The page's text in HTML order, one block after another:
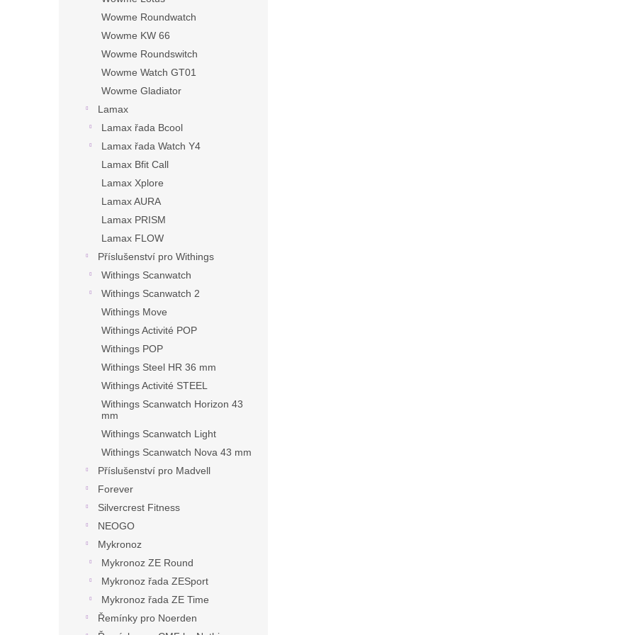
Wowme Roundwatch
Wowme KW 66
Wowme Roundswitch
Wowme Watch GT01
Wowme Gladiator
Lamax
Lamax řada Bcool
Lamax řada Watch Y4
Lamax Bfit Call
Lamax Xplore
Lamax AURA
Lamax PRISM
Lamax FLOW
Příslušenství pro Withings
Withings Scanwatch
Withings Scanwatch 2
Withings Move
Withings Activité POP
Withings POP
Withings Steel HR 36 mm
Withings Activité STEEL
Withings Scanwatch Horizon 43
mm
Withings Scanwatch Light
Withings Scanwatch Nova 43 mm
Příslušenství pro Madvell
Forever
Silvercrest Fitness
NEOGO
Mykronoz
Mykronoz ZE Round
Mykronoz řada ZESport
Mykronoz řada ZE Time
Řemínky pro Noerden